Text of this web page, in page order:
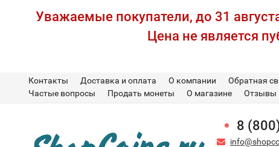
Уважаемые покупатели, до 31
Цена не является
Контакты Доставка и оплата О компании Обратная
Частые вопросы
Продать монеты О магазине Отзывы
8